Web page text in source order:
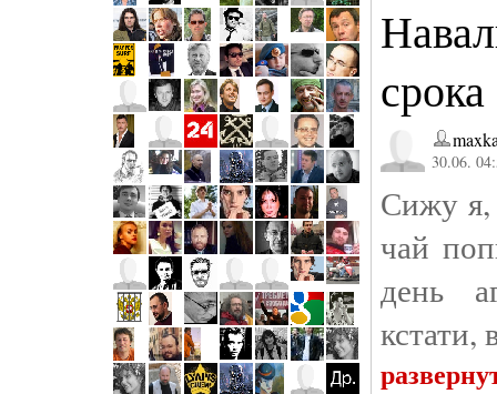
срока
30.06.
Сижу я,
чай
день
кстати,